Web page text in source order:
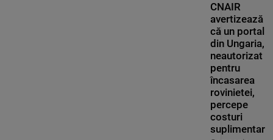
CNAIR
avertizează
că un portal
din Ungaria,
neautorizat
pentru
încasarea
rovinietei,
percepe
costuri
suplimentar